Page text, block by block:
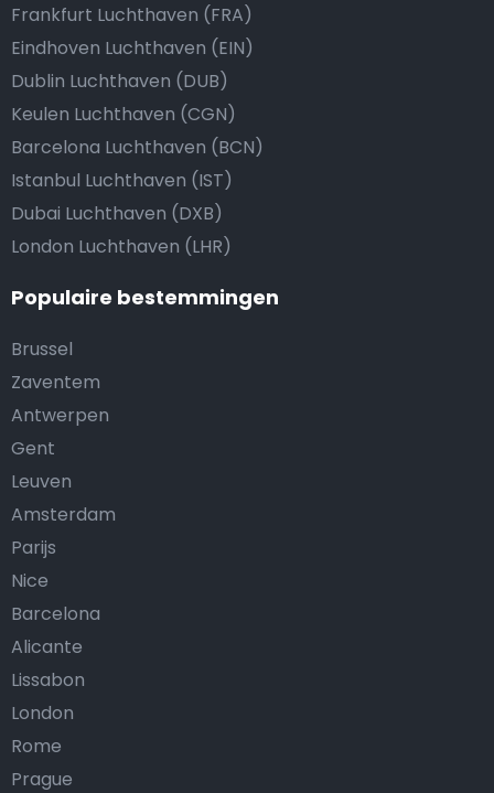
Frankfurt Luchthaven (FRA)
Eindhoven Luchthaven (EIN)
Dublin Luchthaven (DUB)
Keulen Luchthaven (CGN)
Barcelona Luchthaven (BCN)
Istanbul Luchthaven (IST)
Dubai Luchthaven (DXB)
London Luchthaven (LHR)
Populaire bestemmingen
Brussel
Zaventem
Antwerpen
Gent
Leuven
Amsterdam
Parijs
Nice
Barcelona
Alicante
Lissabon
London
Rome
Prague